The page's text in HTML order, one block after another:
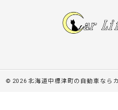
© 2026 北海道中標津町の自動車なら